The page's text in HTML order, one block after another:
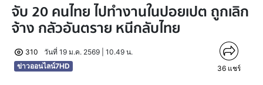
จับ 20 คนไทย ไปทำงานในปอยเปต ถูกเลิก
จ้าง กลัวอันตราย หนีกลับไทย
310
วันที่ 19 ม.ค. 2569 | 10.49 น.
ข่าวออนไลน์7HD
36 แชร์